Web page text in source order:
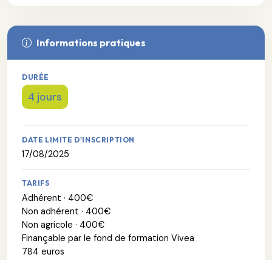
Informations pratiques
DURÉE
4 jours
DATE LIMITE D'INSCRIPTION
17/08/2025
TARIFS
Adhérent · 400€
Non adhérent · 400€
Non agricole · 400€
Finançable par le fond de formation Vivea
784 euros